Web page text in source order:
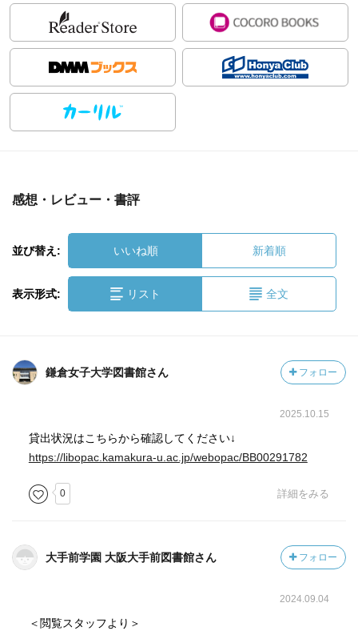
感想・レビュー・書評
並び替え: いいね順 新着順
表示形式: リスト 全文
鎌倉女子大学図書館さん フォロー
2025.10.15
貸出状況はこちらから確認してください↓
https://libopac.kamakura-u.ac.jp/webopac/BB00291782
0 詳細をみる
大手前学園 大阪大手前図書館さん フォロー
2024.09.04
＜閲覧スタッフより＞